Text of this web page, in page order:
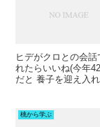
ヒデがクロとの会
れたらいいね(今年
だと 養子を迎え入
桃から学ぶ